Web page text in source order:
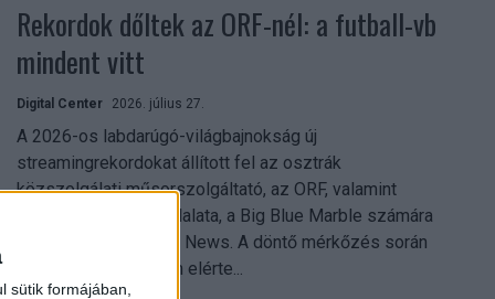
sütik formájában,
Rekordok dőltek az ORF-nél: a futball-vb
mindent vitt
Digital Center 2026. július 27.
A 2026-os labdarúgó-világbajnokság új
streamingrekordokat állított fel az osztrák
közszolgálati műsorszolgáltató, az ORF, valamint
technológiai leányvállalata, a Big Blue Marble számára
– írja a Broadband TV News. A döntő mérkőzés során
az átlagos nézőszám elérte...